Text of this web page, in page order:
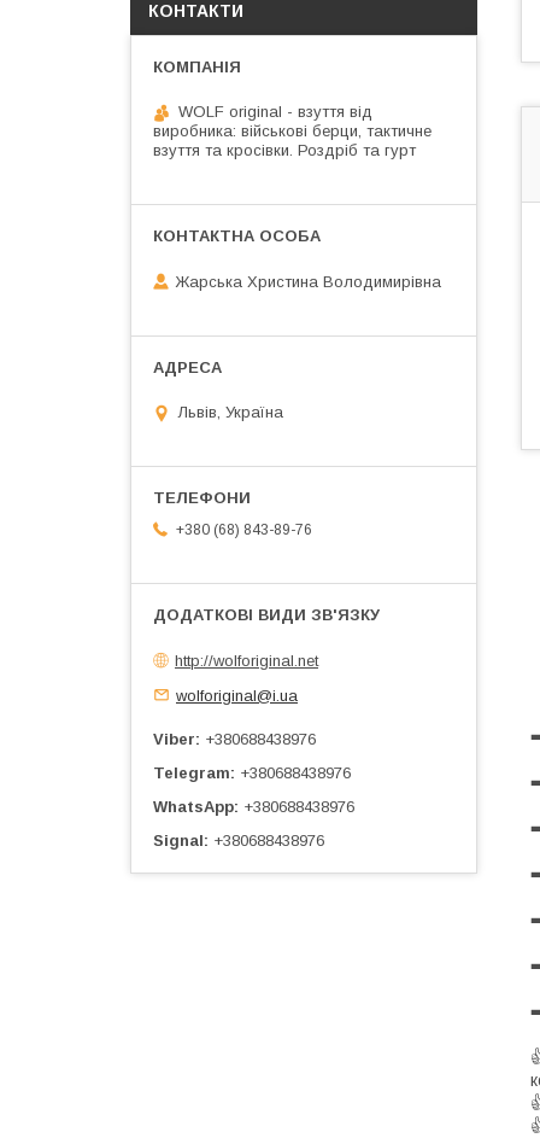
КОНТАКТИ
WOLF original - взуття від
виробника: військові берци, тактичне
взуття та кросівки. Роздріб та гурт
Жарська Христина Володимирівна
Львів, Україна
+380 (68) 843-89-76
http://wolforiginal.net
wolforiginal@i.ua
Viber
+380688438976
Telegram
+380688438976
WhatsApp +380688438976
Signal
+380688438976